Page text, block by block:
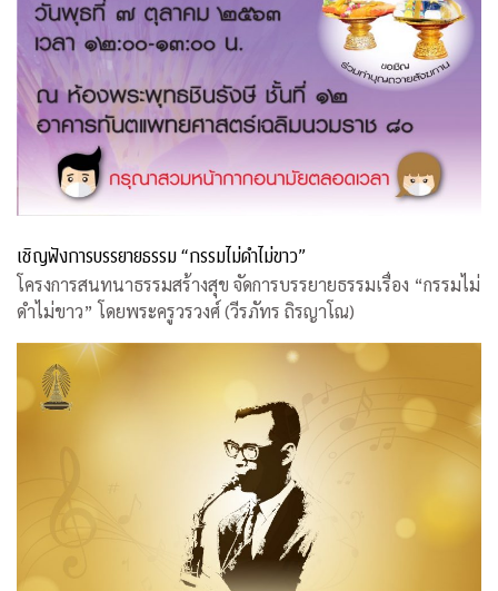
เชิญฟังการบรรยายธรรม “กรรมไม่ดำไม่ขาว”
โครงการสนทนาธรรมสร้างสุข จัดการบรรยายธรรมเรื่อง “กรรมไม่
ดำไม่ขาว” โดยพระครูวรวงศ์ (วีรภัทร ถิรญาโณ)